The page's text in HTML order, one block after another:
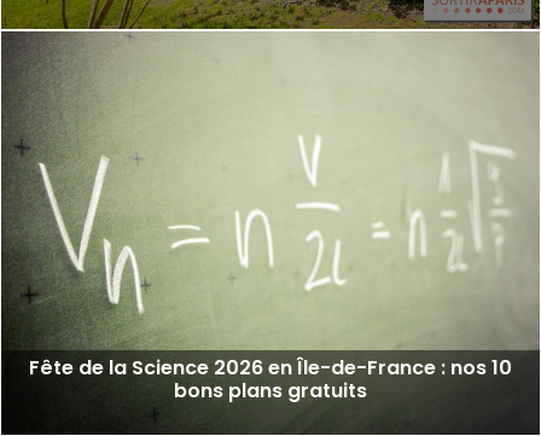
Fête de la Science 2026 en Île-de-France : nos 10
bons plans gratuits